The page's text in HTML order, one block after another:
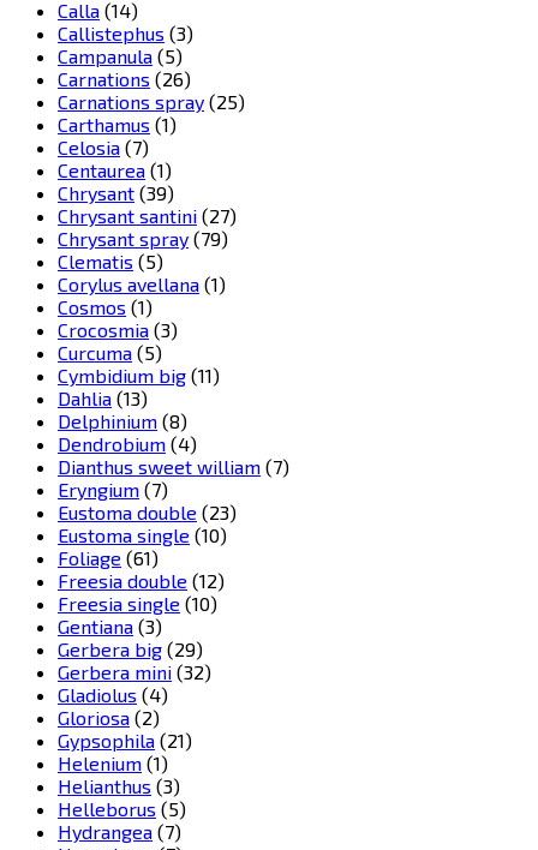
Calla (14)
Callistephus (3)
Campanula (5)
Carnations (26)
Carnations spray (25)
Carthamus (1)
Celosia (7)
Centaurea (1)
Chrysant (39)
Chrysant santini (27)
Chrysant spray (79)
Clematis (5)
Corylus avellana (1)
Cosmos (1)
Crocosmia (3)
Curcuma (5)
Cymbidium big (11)
Dahlia (13)
Delphinium (8)
Dendrobium (4)
Dianthus sweet william (7)
Eryngium (7)
Eustoma double (23)
Eustoma single (10)
Foliage (61)
Freesia double (12)
Freesia single (10)
Gentiana (3)
Gerbera big (29)
Gerbera mini (32)
Gladiolus (4)
Gloriosa (2)
Gypsophila (21)
Helenium (1)
Helianthus (3)
Helleborus (5)
Hydrangea (7)